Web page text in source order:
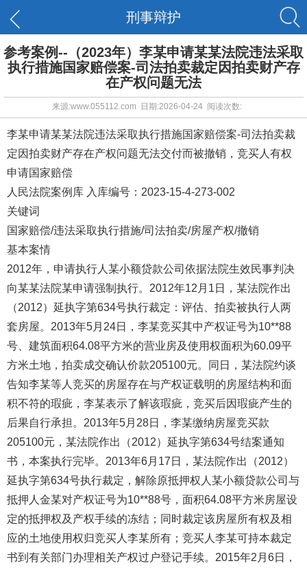
刑事辩护
参考案例--（2023年）李某申请某某法院违法采取
执行措施国家赔偿案-司法拍卖裁定因拍卖财产存
在产权问题无法
来源:www.055112.com 日期:2026-04-24 阅读次数:
李某申请某某法院违法采取执行措施国家赔偿案-司法拍卖裁
定因拍卖财产存在产权问题无法交付而被撤销，竞买人有权
申请国家赔偿
人民法院案例库 入库编号：2023-15-4-273-002
关键词
国家赔偿/违法采取执行措施/司法拍卖/房屋产权/撤销
基本案情
2012年，申请执行人某小额贷款公司依据法院生效民事判决
向某某法院某申请强制执行。2012年12月1日，某法院作出
（2012）延执字第634号执行裁定：评估、拍卖被执行人两
套房屋。2013年5月24日，李某竞买其中产权证号为10**88
号、建筑面积64.08平方米的营业房及使用权面积为60.09平
方米土地，拍卖成交确认价款205100元。同日，某法院约谈
告知李某等人竞买的房屋存在与产权证载明的房屋结构和面
积不符的瑕疵，李某表示了解该瑕疵，竞买后因瑕疵产生的
后果自行承担。2013年5月28日，李某缴纳房屋竞买款
205100元，某法院作出（2012）延执字第634号结案通知
书，本案执行完毕。2013年6月17日，某法院作出（2012）
延执字第634号执行裁定，解除原抵押权人某小额贷款公司与
抵押人金某对产权证号为10**88号，面积64.08平方米房屋设
定的抵押权及产权手续的冻结；同时裁定该房屋所有权及相
应的土地使用权归竞买人李某所有；竞买人李某可持本裁定
书到有关部门办理相关产权过户登记手续。2015年2月6日，